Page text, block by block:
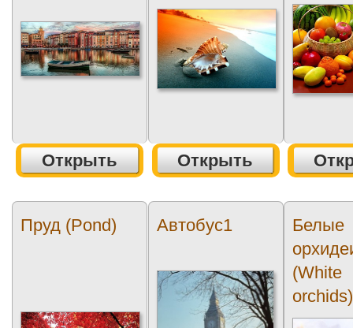
Открыть Открыть
Пруд (Pond) Автобус1
Белые
(White